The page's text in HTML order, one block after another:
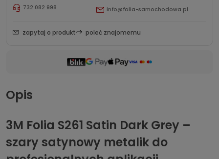
732 082 998 info@folia-samochodowa.pl
zapytaj o produkt poleć znajomemu
Opis
3M Folia S261 Satin Dark Grey –
szary satynowy metalik do